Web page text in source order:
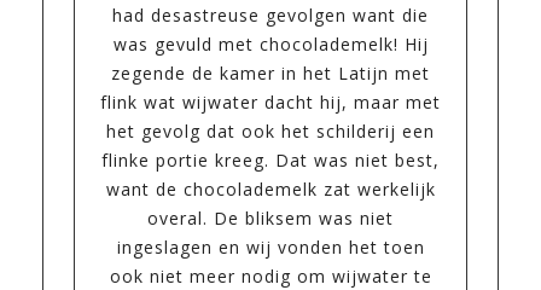
had desastreuse gevolgen want die
was gevuld met chocolademelk! Hij
zegende de kamer in het Latijn met
flink wat wijwater dacht hij, maar met
het gevolg dat ook het schilderij een
flinke portie kreeg. Dat was niet best,
want de chocolademelk zat werkelijk
overal. De bliksem was niet
ingeslagen en wij vonden het toen
ook niet meer nodig om wijwater te